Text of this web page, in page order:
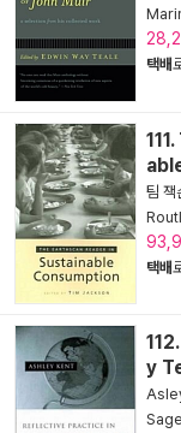
택배
팀 잭
택배
y